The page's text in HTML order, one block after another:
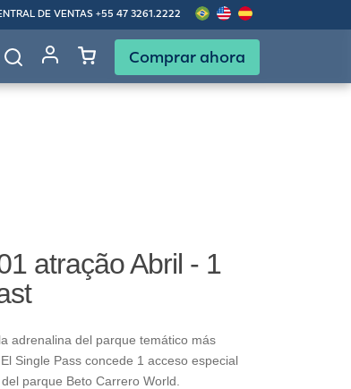
DE VENTAS +55 47 3261.2222
Comprar ahora
atração Abril - 1
adrenalina del parque temático más
Single Pass concede 1 acceso especial
parque Beto Carrero World.